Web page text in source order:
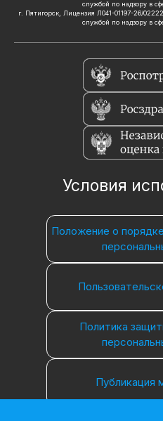
службой по надзору в
г. Пятигорск, Лицензия Л041-01197-26/
службой по надзору в
Условия
Положение о
Политика
Публикация